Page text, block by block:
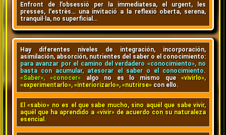
Enfront de l'obsessió per la immediatesa, el urgent, les
presses, l'estrès… una invitació a la reflexió oberta, serena,
tranquil·la, no superficial…
Hay diferentes niveles de integración, incorporación,
asimilación, absorción, nutrientes del saber o el conocimiento:
para avanzar por el camino del verdadero «conocimiento», no
basta con acumular, atesorar el saber o el conocimiento.
«Saber», «conocer»algo no es lo mismo que «vivirlo»,
«experimentarlo», «interiorizarlo», «nutrirse»con ello.
El «sabio» no es el que sabe mucho, sino aquél que sabe vivir,
aquél que ha aprendido a «vivir» de acuerdo con su naturaleza
esencial.